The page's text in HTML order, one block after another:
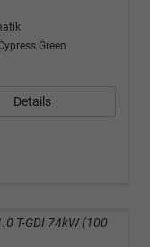
Green
Details